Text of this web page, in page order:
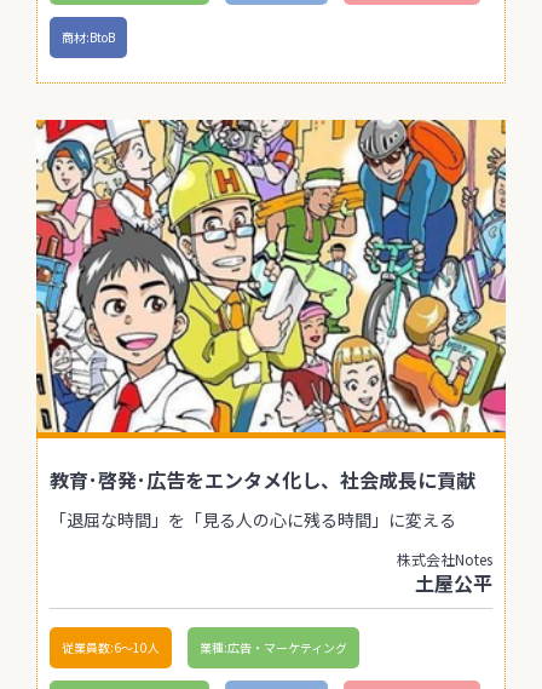
商材:BtoB
教育･啓発･広告をエンタメ化し、社会成長に貢献
「退屈な時間」を「見る人の心に残る時間」に変える
株式会社Notes
土屋公平
従業員数:6～10人 業種:広告・マーケティング